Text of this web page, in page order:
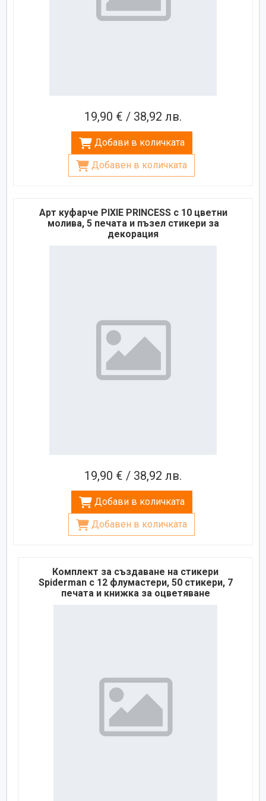
19,90 € / 38,92 лв.
Добави в количката
Добавен в количката
Арт куфарче PIXIE PRINCESS с 10 цветни
молива, 5 печата и пъзел стикери за
декорация
19,90 € / 38,92 лв.
Добави в количката
Добавен в количката
Комплект за създаване на стикери
Spiderman с 12 флумастери, 50 стикери, 7
печата и книжка за оцветяване